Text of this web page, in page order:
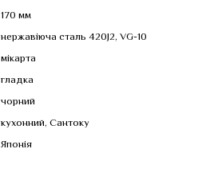
170 мм
нержавіюча сталь 420J2, VG-10
мікарта
гладка
чорний
кухонний, Сантоку
Японія